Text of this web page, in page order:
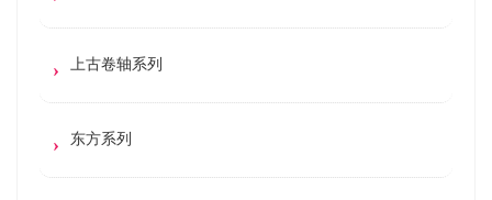
上古卷轴系列
东方系列